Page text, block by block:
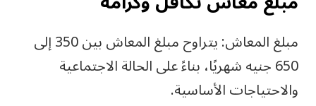
مبلغ المعاش: يتراوح مبلغ المعاش بين 350 إلى
650 جنيه شهريًا، بناءً على الحالة الاجتماعية
والاحتياجات الأساسية.